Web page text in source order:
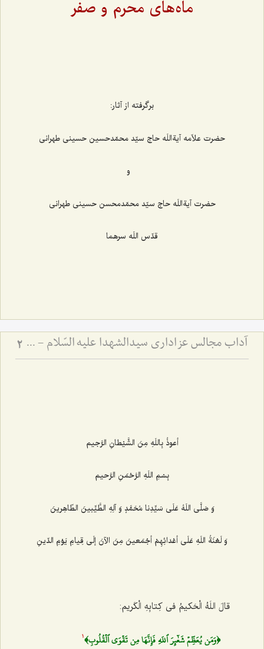
ماه‌های محرم و صفر
برگرفته از آثار:
حضرت علاّمه آیةاللَه حاج سیّد محمّدحسین حسینی طهرانی
و
حضرت آیةاللَه حاج سیّد محمّدمحسن حسینی طهرانی
قدّس اللَه سرهما
آداب مجالس عزاداری سیدالشهدا علیه السّلام - و دستورات بزرگان راجع به ماه‌های محرم و صفر 2
أعوذُ بِاللَهِ مِنَ الشَّیْطانِ الرَّجیم‌
بِسْمِ اللَهِ الرَّحْمَنِ الرَّحیم‌
وَ صَلَّی اللَهُ عَلَی سَیِّدِنا مُحَمَّدٍ وَ آلِهِ الطَّیِّبینَ الطّاهِرینَ‌
وَ لَعْنَةُ اللَهِ عَلَی أعْدائِهِمْ أجْمَعینَ مِنَ الآنَ إلَی قِیامِ یَوْمِ الدّینِ‌
قالَ اللَهُ الْحَکیمُ فی کِتابِهِ الْکَریم:
﴿وَمَن يُعَظِّمۡ شَعٰٓئِرَ ٱللَهِ فَإِنَّهَا مِن تَقۡوَى ٱلۡقُلُوبِ﴾1